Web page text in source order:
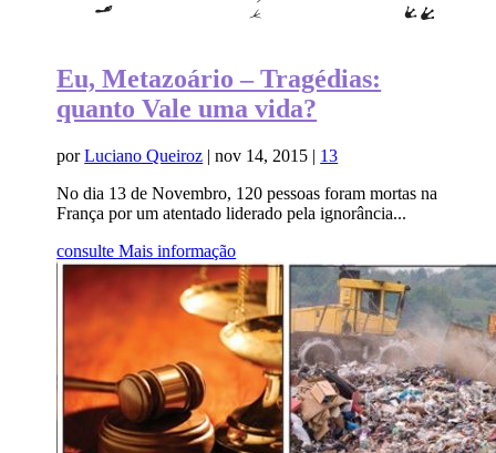
Eu, Metazoário – Tragédias:
quanto Vale uma vida?
porLuciano Queiroz |nov 14, 2015 | 13
No dia 13 de Novembro, 120 pessoas foram mortas na
França por um atentado liderado pela ignorância...
consulte Mais informação